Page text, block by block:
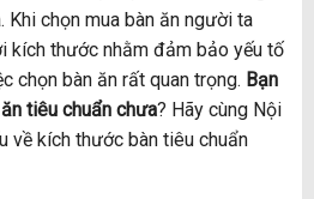
Khi chọn mua bàn ăn người ta
kích thước nhằm đảm bảo yếu tố
chọn bàn ăn rất quan trọng. Bạn
tiêu chuẩn chưa? Hãy cùng Nội
về kích thước bàn tiêu chuẩn